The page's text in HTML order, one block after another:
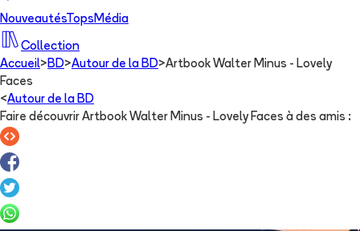
NouveautésTops Média
Collection
Accueil> BD>Autour de la BD>Artbook Walter Minus - Lovely
Faces
<Autour de la BD
Faire découvrir Artbook Walter Minus - Lovely Faces à des amis :